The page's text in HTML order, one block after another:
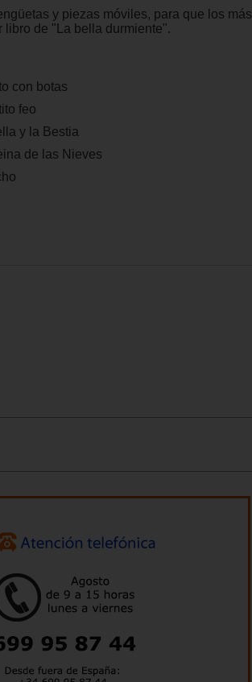
y piezas móviles, para que los más
libro de "La bella durmiente".
con botas
feo
y la Bestia
de las Nieves